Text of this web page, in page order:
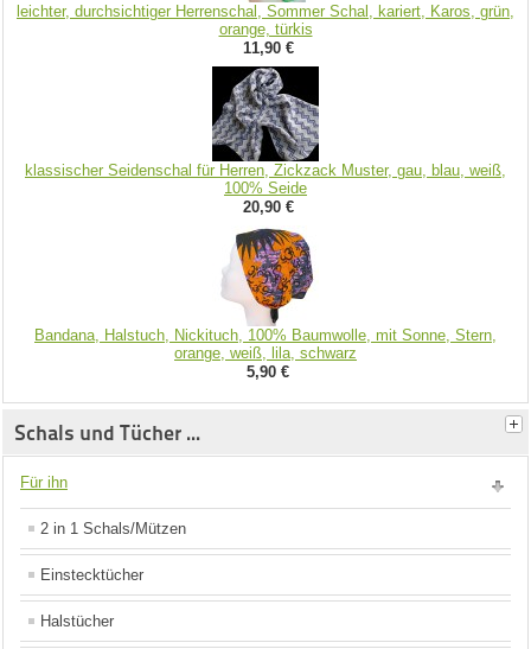
leichter, durchsichtiger Herrenschal, Sommer Schal, kariert, Karos, grün,
orange, türkis
11,90 €
klassischer Seidenschal für Herren, Zickzack Muster, gau, blau, weiß,
100% Seide
20,90 €
Bandana, Halstuch, Nickituch, 100% Baumwolle, mit Sonne, Stern,
orange, weiß, lila, schwarz
5,90 €
Schals und Tücher ...
Für ihn
2 in 1 Schals/Mützen
Einstecktücher
Halstücher